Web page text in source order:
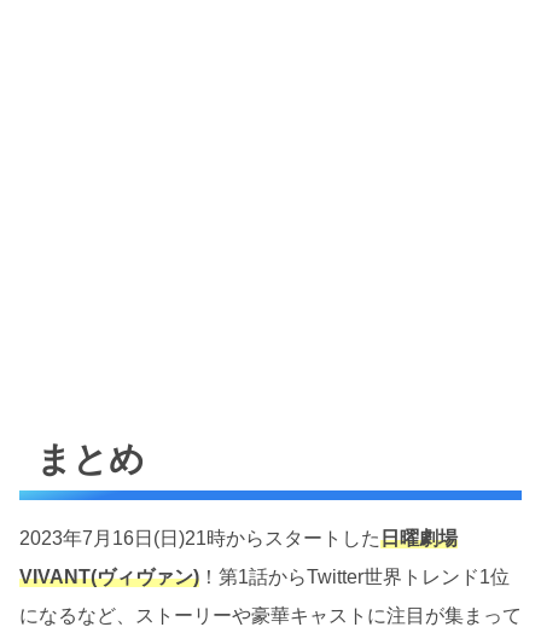
まとめ
2023年7月16日(日)21時からスタートした日曜劇場
VIVANT(ヴィヴァン) ！第1話からTwitter世界トレンド1位
になるなど、ストーリーや豪華キャストに注目が集まって